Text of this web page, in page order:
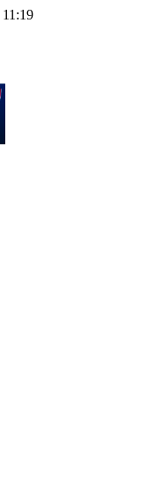
11:19